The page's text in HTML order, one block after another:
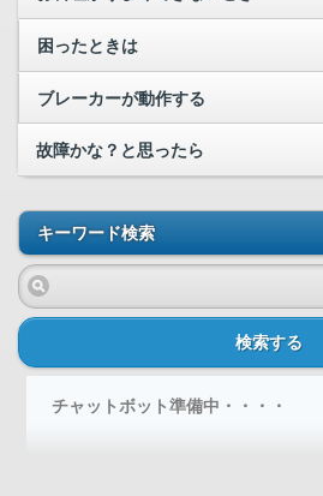
困ったときは
ブレーカーが動作する
故障かな？と思ったら
キーワード検索
検索する
チャットボット準備中・・・・